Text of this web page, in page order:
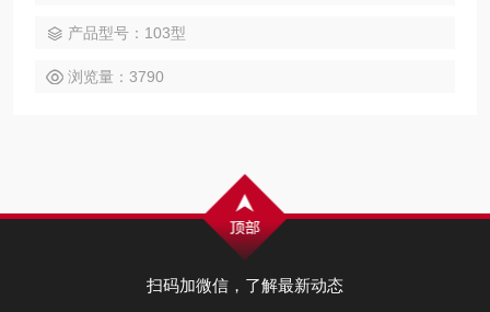
产品型号：103型
浏览量：3790
扫码加微信，了解最新动态